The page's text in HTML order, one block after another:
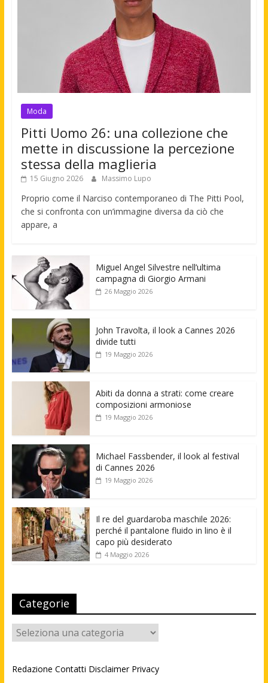
Moda
Pitti Uomo 26: una collezione che
mette in discussione la percezione
stessa della maglieria
15 Giugno 2026 Massimo Lupo
Proprio come il Narciso contemporaneo di The Pitti Pool,
che si confronta con un’immagine diversa da ciò che
appare, a
Miguel Angel Silvestre nell’ultima
campagna di Giorgio Armani
26 Maggio 2026
John Travolta, il look a Cannes 2026
divide tutti
19 Maggio 2026
Abiti da donna a strati: come creare
composizioni armoniose
19 Maggio 2026
Michael Fassbender, il look al festival
di Cannes 2026
19 Maggio 2026
Il re del guardaroba maschile 2026:
perché il pantalone fluido in lino è il
capo più desiderato
4 Maggio 2026
Categorie
Categorie
Redazione Contatti Disclaimer Privacy